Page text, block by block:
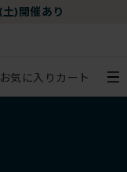
(土)開催あり
お気に入り カート